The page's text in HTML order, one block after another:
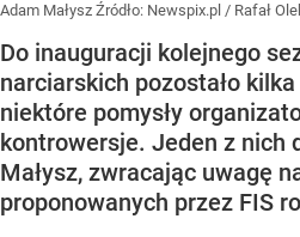
Adam Małysz Źródło: Newspix.pl / Rafał
Do inauguracji kolejnego
narciarskich pozostało
niektóre pomysły
kontrowersje. Jeden z nich
Małysz, zwracając uwagę
proponowanych przez FIS